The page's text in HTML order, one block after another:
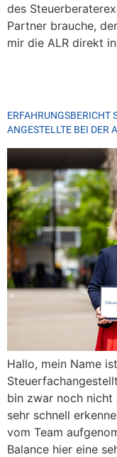
des
Partner brauche,
mir die ALR direkt
ERFAHRUNGSBERICHT
ANGESTELLTE BEI DER
Hallo, mein Name
bin zwar noch nicht
sehr schnell
vom Team
Balance hier eine